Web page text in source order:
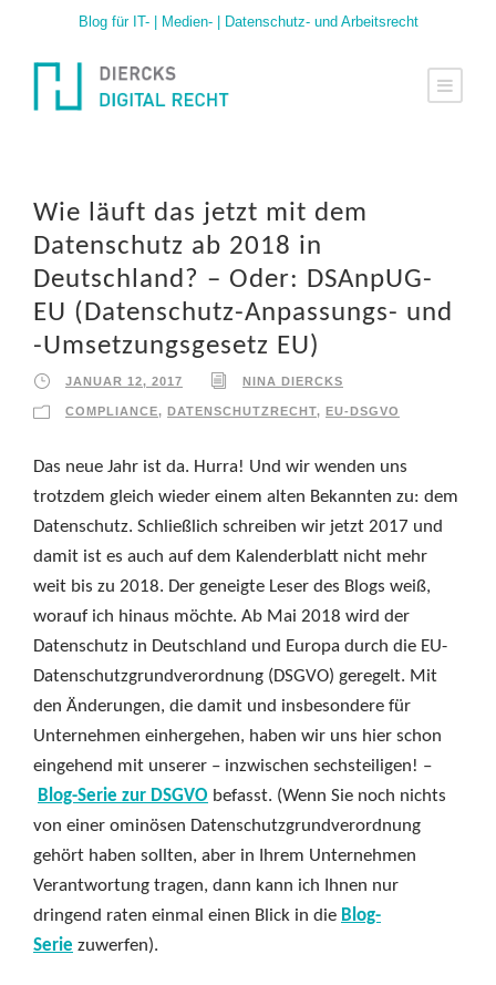
Blog für IT- | Medien- | Datenschutz- und Arbeitsrecht
Wie läuft das jetzt mit dem
Datenschutz ab 2018 in
Deutschland? – Oder: DSAnpUG-
EU (Datenschutz-Anpassungs- und
-Umsetzungsgesetz EU)
JANUAR 12, 2017 NINA DIERCKS
COMPLIANCE, DATENSCHUTZRECHT, EU-DSGVO
Das neue Jahr ist da. Hurra! Und wir wenden uns
trotzdem gleich wieder einem alten Bekannten zu: dem
Datenschutz. Schließlich schreiben wir jetzt 2017 und
damit ist es auch auf dem Kalenderblatt nicht mehr
weit bis zu 2018. Der geneigte Leser des Blogs weiß,
worauf ich hinaus möchte. Ab Mai 2018 wird der
Datenschutz in Deutschland und Europa durch die EU-
Datenschutzgrundverordnung (DSGVO) geregelt. Mit
den Änderungen, die damit und insbesondere für
Unternehmen einhergehen, haben wir uns hier schon
eingehend mit unserer – inzwischen sechsteiligen! –
Blog-Serie zur DSGVO befasst. (Wenn Sie noch nichts
von einer ominösen Datenschutzgrundverordnung
gehört haben sollten, aber in Ihrem Unternehmen
Verantwortung tragen, dann kann ich Ihnen nur
dringend raten einmal einen Blick in die Blog-
Serie zuwerfen).